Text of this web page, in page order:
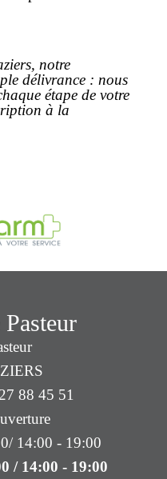
notre
délivrance : nous
étape de votre
à la
88 45 51
14:00 - 19:00
/ 14:00 - 19:00